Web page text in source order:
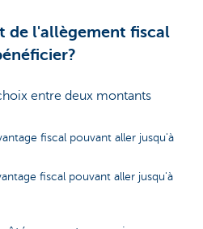
de l'allègement fiscal
entre deux montants
fiscal pouvant aller jusqu'à
fiscal pouvant aller jusqu'à